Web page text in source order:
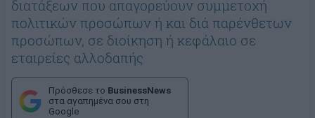
διατάξεων που απαγορεύουν συμμετοχή
πολιτικών προσώπων ή και διά παρένθετων
προσώπων, σε διοίκηση ή κεφάλαιο σε
εταιρείες αλλοδαπής
Πρόσθεσε το BusinessNews
στα αγαπημένα σου στη
Google